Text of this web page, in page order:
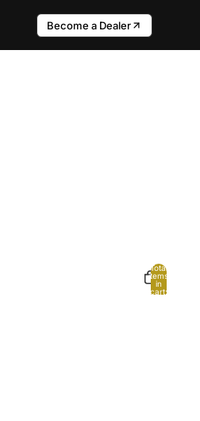
Become a Dealer
Total
items
in
cart: